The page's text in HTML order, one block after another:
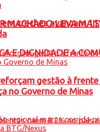
MACHADO LEVA MAIS
E DIGNIDADE A
creches avançam
gestão à
no Governo de Minas